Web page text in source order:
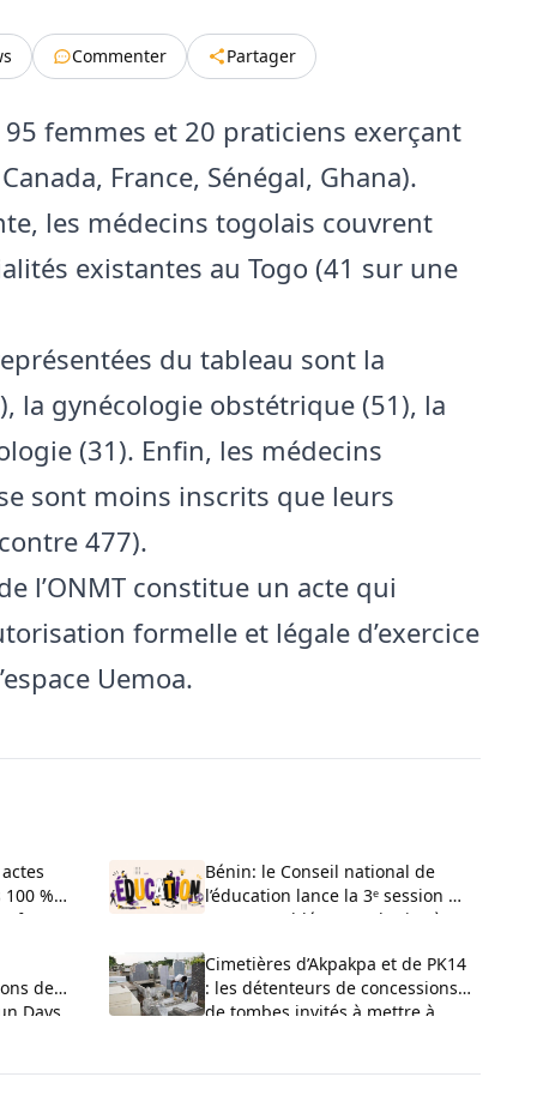
Commenter Partager
95 femmes et 20 praticiens exerçant
France, Sénégal, Ghana).
les médecins togolais couvrent
existantes au Togo (41 sur une
du tableau sont la
la gynécologie obstétrique (51), la
(31). Enfin, les médecins
sont moins inscrits que leurs
477).
l’ONMT constitue un acte qui
formelle et légale d’exercice
Uemoa.
%
Bénin: le Conseil national de
l’éducation lance la 3ᵉ session de
son Assemblée consultative à
de
Days
Cimetières d’Akpakpa et de PK14
: les détenteurs de concessions
de tombes invités à mettre à